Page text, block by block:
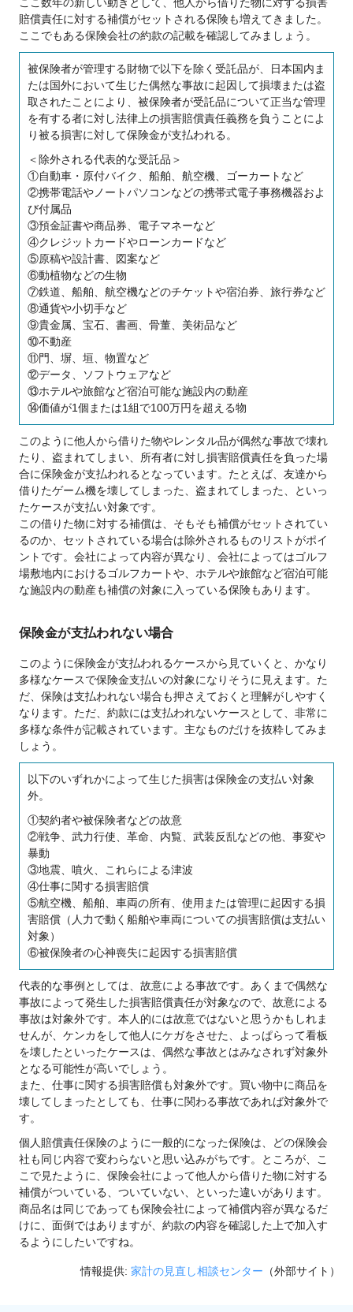
賠償責任に対する補償がセットされる保険も増えてきました。
ここでもある保険会社の約款の記載を確認してみましょう。
被保険者が管理する財物で以下を除く受託品が、日本国内ま
たは国外において生じた偶然な事故に起因して損壊または盗
取されたことにより、被保険者が受託品について正当な管理
を有する者に対し法律上の損害賠償責任義務を負うことによ
り被る損害に対して保険金が支払われる。
＜除外される代表的な受託品＞
①自動車・原付バイク、船舶、航空機、ゴーカートなど
②携帯電話やノートパソコンなどの携帯式電子事務機器およ
び付属品
③預金証書や商品券、電子マネーなど
④クレジットカードやローンカードなど
⑤原稿や設計書、図案など
⑥動植物などの生物
⑦鉄道、船舶、航空機などのチケットや宿泊券、旅行券など
⑧通貨や小切手など
⑨貴金属、宝石、書画、骨董、美術品など
⑩不動産
⑪門、塀、垣、物置など
⑫データ、ソフトウェアなど
⑬ホテルや旅館など宿泊可能な施設内の動産
⑭価値が1個または1組で100万円を超える物
このように他人から借りた物やレンタル品が偶然な事故で壊れ
たり、盗まれてしまい、所有者に対し損害賠償責任を負った場
合に保険金が支払われるとなっています。たとえば、友達から
借りたゲーム機を壊してしまった、盗まれてしまった、といっ
たケースが支払い対象です。
この借りた物に対する補償は、そもそも補償がセットされてい
るのか、セットされている場合は除外されるものリストがポイ
ントです。会社によって内容が異なり、会社によってはゴルフ
場敷地内におけるゴルフカートや、ホテルや旅館など宿泊可能
な施設内の動産も補償の対象に入っている保険もあります。
保険金が支払われない場合
このように保険金が支払われるケースから見ていくと、かなり
多様なケースで保険金支払いの対象になりそうに見えます。た
だ、保険は支払われない場合も押さえておくと理解がしやすく
なります。ただ、約款には支払われないケースとして、非常に
多様な条件が記載されています。主なものだけを抜粋してみま
しょう。
以下のいずれかによって生じた損害は保険金の支払い対象
外。
①契約者や被保険者などの故意
②戦争、武力行使、革命、内覧、武装反乱などの他、事変や
暴動
③地震、噴火、これらによる津波
④仕事に関する損害賠償
⑤航空機、船舶、車両の所有、使用または管理に起因する損
害賠償（人力で動く船舶や車両についての損害賠償は支払い
対象）
⑥被保険者の心神喪失に起因する損害賠償
代表的な事例としては、故意による事故です。あくまで偶然な
事故によって発生した損害賠償責任が対象なので、故意による
事故は対象外です。本人的には故意ではないと思うかもしれま
せんが、ケンカをして他人にケガをさせた、よっぱらって看板
を壊したといったケースは、偶然な事故とはみなされず対象外
となる可能性が高いでしょう。
また、仕事に関する損害賠償も対象外です。買い物中に商品を
壊してしまったとしても、仕事に関わる事故であれば対象外で
す。
個人賠償責任保険のように一般的になった保険は、どの保険会
社も同じ内容で変わらないと思い込みがちです。ところが、こ
こで見たように、保険会社によって他人から借りた物に対する
補償がついている、ついていない、といった違いがあります。
商品名は同じであっても保険会社によって補償内容が異なるだ
けに、面倒ではありますが、約款の内容を確認した上で加入す
るようにしたいですね。
情報提供: 家計の見直し相談センター （外部サイト）